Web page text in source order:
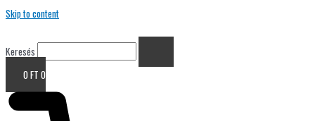
Skip to content
Keresés
0FT 0